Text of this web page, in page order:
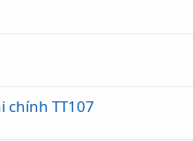
chính TT107